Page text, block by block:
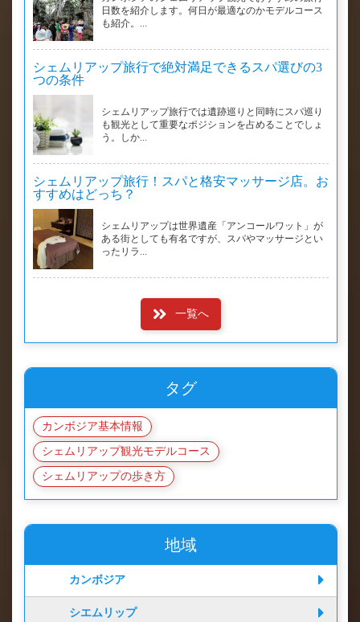
日数を紹介します。何日が最適なのかモデルコース
も紹介。...
シェムリアップ旅行で絶対満足できるスパ選びの3
つの条件
シェムリアップ旅行では遺跡巡りと同時にスパ巡り
も観光として重要なポジションを占めることでしょ
う。しか...
シェムリアップ旅行！スパと格安マッサージ店。お
すすめはどっち？
シェムリアップは世界遺産「アンコールワット」が
ある街としても有名ですが、スパやマッサージとい
ったリラ...
一覧へ
タグ
カンボジア基本情報
シェムリアップ観光モデルコース
シェムリアップの歩き方
地域
カンボジア
シエムリップ